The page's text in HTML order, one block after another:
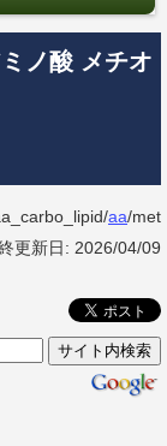
ノ酸 メチオ
aa/met
更新日: 2026/04/09